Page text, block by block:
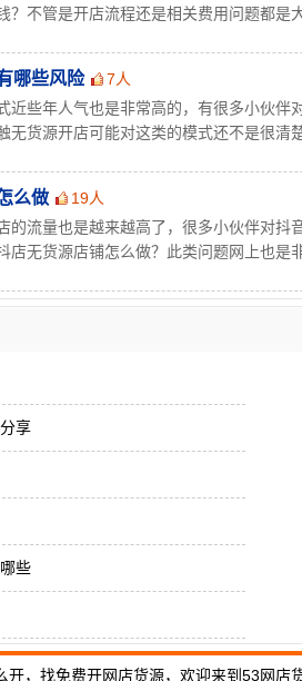
？不管是开店流程还是相关费用问题都是
哪些风险
7人
近些年人气也是非常高的，有很多小伙伴
无货源开店可能对这类的模式还不是很清
么做
19人
的流量也是越来越高了，很多小伙伴对
店无货源店铺怎么做？此类问题网上也是
享
些
开，找免费开网店货源，欢迎来到53网店